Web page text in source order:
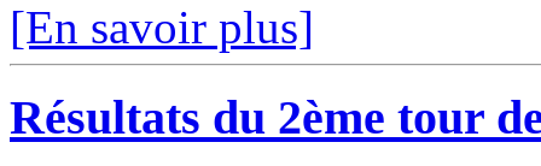
[En savoir plus]
Résultats du 2ème tour